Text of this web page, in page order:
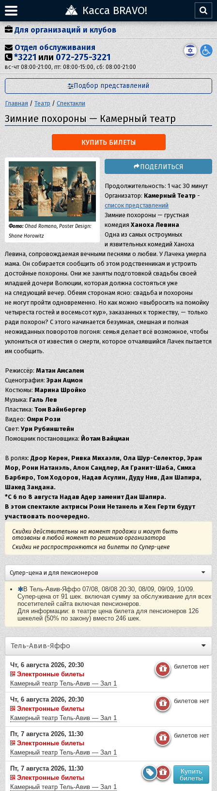
Касса BRAVO!
Для организаций и клубов
Отдел обслуживания
*3221 или 072-275-3221
вс-чт 08:00-21:00, пт: 08:00-15:00, сб: 08:00-21:00
Подбор представлений
Главная / Театр / Спектакли
Зимние похороны — Камерный театр
КУПИТЬ БИЛЕТЫ
Фото:Ohad Romano, Poster Design:
Shane Horowitz
ПОДЕЛИТЬСЯ
Продолжительность: 1 час 30 минут
Организатор: Камерный Театр -
список представлений
Зимние похороны — грустная
комедия Ханоха Левина
Одна из самых остроумных
и язвительных комедий Ханоха
Левина, сопровождаемая вечными песнями о любви. У Лачека умерла
мама. Он собирается сообщить об этом родственникам и устроить
достойные похороны. Они же заняты подготовкой свадьбы своей
младшей дочери Волюции, которая должна состояться уже
на следующий вечер. Обеим сторонам ясно: свадьба и похороны
не могут пройти одновременно. Но как можно «выбросить на помойку
четыреста гостей и восемьсот кур», заказанных к торжеству, — только
ради похорон? С этого начинается безумная, смешная и полная
неожиданных поворотов погоня: семья делает всё возможное, чтобы
уклониться от известия о смерти, которое отчаявшийся Лачек пытается
им сообщить.
Режиссёр: Матан Амсалем
Сценография: Эран Ацмон
Костюмы: Марина Шройко
Музыка: Галь Лев
Пластика: Том Вайнбергер
Видео: Омри Рози
Свет: Ури Рубинштейн
Помощник постановщика: Йотам Вайцман
В ролях: Дрор Керен, Ривка Михаэли, Ола Шур-Селектор, Эран
Мор, Рони Натанэль, Алон Сандлер, Ая Гранит-Шаба, Симха
Барбиро, Том Ходоров, Надав Асулин, Дуду Нив, Дан Шапира,
Шакед Зандана.
*С 6 по 8 августа Надав Адер заменит Дан Шапира.
В этом спектакле актрисы Рони Нетанель и Хен Герти будут
участвовать поочередно.
Скидки действительны на момент продажи и могут быть
отозваны в любой момент по решению организатора
Скидки не распространяются на билеты по Супер-цене
Супер-цена и для пенсионеров
В Тель-Авив-Яффо 07/08, 08/08 20:30, 08/09, 09/09, 10/09.
Супер-цена от 91 шек. включая сумму за обслуживание для всех
посетителей сайта включая пенсионеров.
Для информации: в театре цена билета для пенсионеров 126
шекелей (50% по закону) вместо 246 шек.
Тель-Авив-Яффо
Чт, 6 августа 2026, 20:30
Электронные билеты
Камерный театр Тель-Авив — Зал 1
билетов нет
Чт, 6 августа 2026, 20:30
Электронные билеты
Камерный театр Тель-Авив — Зал 1
билетов нет
Пт, 7 августа 2026, 11:30
Электронные билеты
Камерный театр Тель-Авив — Зал 1
билетов нет
Пт, 7 августа 2026, 11:30
Электронные билеты
Камерный театр Тель-Авив — Зал 1
Купить
билеты